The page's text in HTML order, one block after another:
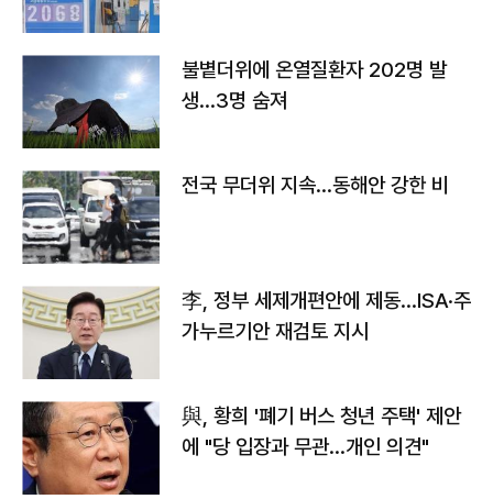
불볕더위에 온열질환자 202명 발
생…3명 숨져
전국 무더위 지속…동해안 강한 비
李, 정부 세제개편안에 제동…ISA·주
가누르기안 재검토 지시
與, 황희 '폐기 버스 청년 주택' 제안
에 "당 입장과 무관…개인 의견"